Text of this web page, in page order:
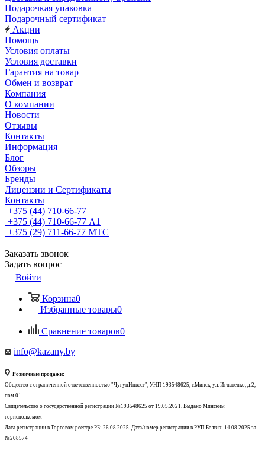
Подарочкая упаковка
Подарочный сертификат
Акции
Помощь
Условия оплаты
Условия доставки
Гарантия на товар
Обмен и возврат
Компания
О компании
Новости
Отзывы
Контакты
Информация
Блог
Обзоры
Бренды
Лицензии и Сертификаты
Контакты
+375 (44) 710-66-77
+375 (44) 710-66-77 А1
+375 (29) 711-66-77 МТС
Заказать звонок
Задать вопрос
Войти
Корзина0
Избранные товары0
Сравнение товаров0
info@kazany.by
Розничные продажи:
Общество с ограниченной ответственностью "ЧугунИнвест", УНП 193548625, г.Минск, ул. Игнатенко, д.2,
пом.01
Свидетельство о государственной регистрации №193548625 от 19.05.2021. Выдано Минским
горисполкомом
Дата регистрации в Торговом реестре РБ: 26.08.2025. Дата/номер регистрации в РУП Белгиэ: 14.08.2025 за
№208574